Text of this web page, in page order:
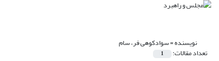
نویسنده =سوادکوهی فر، سام
تعداد مقالات: 1